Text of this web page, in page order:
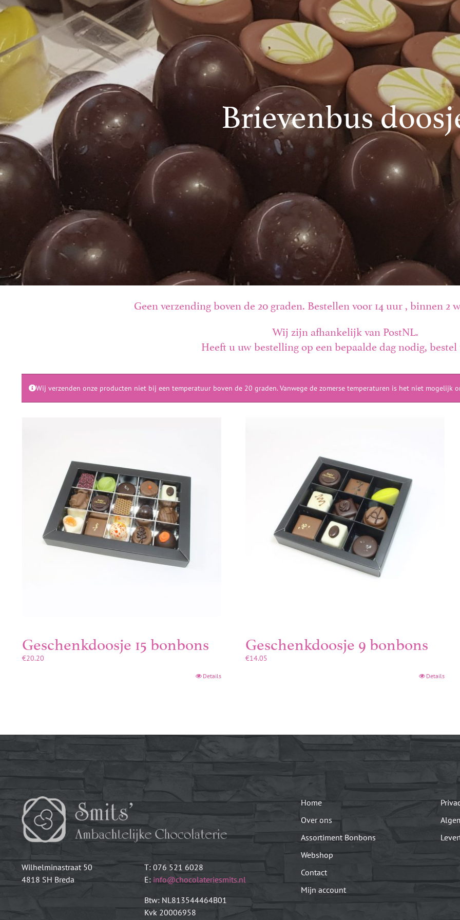
Brievenbus
Geen verzending boven de 20 graden. Bestellen voor 14 uur , binnen 2
Wij zijn afhankelijk van PostNL.
Heeft u uw bestelling op een bepaalde dag nodig,
Wij verzenden onze producten niet bij een temperatuur boven de 20 graden. Vanwege de zomerse temperaturen is het niet mogelijk
Geschenkdoosje 15 bonbons
€20.20
Details
Geschenkdoosje 9 bonbons
€14.05
Details
Wilhelminastraat 50
4818 SH Breda
T: 076 521 6028
E: info@chocolateriesmits.nl
Btw: NL813544464B01
Kvk 20006958
Home
Over ons
Assortiment Bonbons
Webshop
Contact
Mijn account